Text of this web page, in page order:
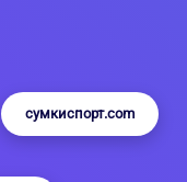
сумкиспорт.com